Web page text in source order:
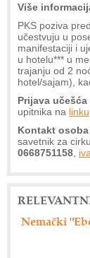
Više
PKS poziva
učestvuju u
manifestaciji i
u hotelu*** u
trajanju od 2
hotel/sajam),
Prijava učešća
upitnika na linku
Kontakt osoba
savetnik za
0668751158
Nemački